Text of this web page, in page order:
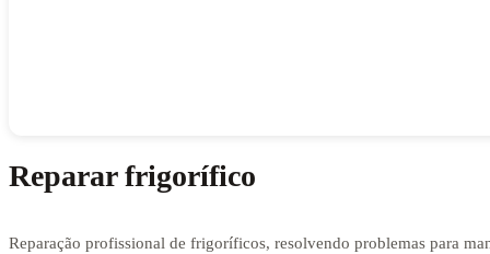
Reparar frigorífico
Reparação profissional de frigoríficos, resolvendo problemas para